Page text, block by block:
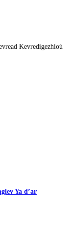
Kevredigezhioù
Ya d’ar